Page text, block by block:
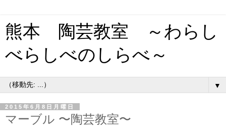
熊本 陶芸教室 ～わらし
べらしべのしらべ～
▼
2015年6月8日月曜日
マーブル 〜陶芸教室〜